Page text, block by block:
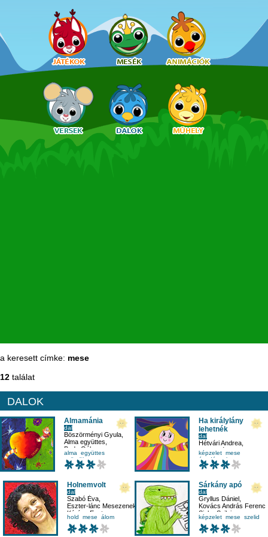
a keresett címke: mese
12 találat
DALOK
Almamánia
dal
Böszörményi Gyula
Alma együttes
Buda Gábor
alma
együttes
gyümölcs
mese
Ha királylány
lehetnék
dal
Hétvári Andrea
Csillaghúr Együttes
Sás Károly
képzelet mese
óvodásnak
Holnemvolt
dal
Szabó Éva
Eszter-lánc Mesezenekar
Kárász Eszter
hold mese álom
Sárkány apó
dal
Gryllus Dániel
Kovács András Ferenc
Sinka Szilvia
képzelet mese szelid